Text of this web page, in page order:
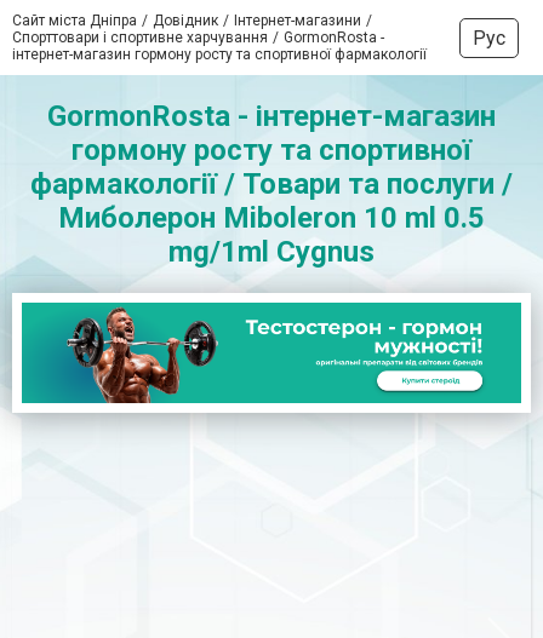
Сайт міста Дніпра Довідник
Інтернет-магазини
Спорттовари і спортивне харчування
GormonRosta -
інтернет-магазин гормону росту та спортивної фармакології
Рус
GormonRosta - інтернет-магазин
гормону росту та спортивної
фармакології / Товари та послуги /
Миболерон Miboleron 10 ml 0.5
mg/1ml Cygnus